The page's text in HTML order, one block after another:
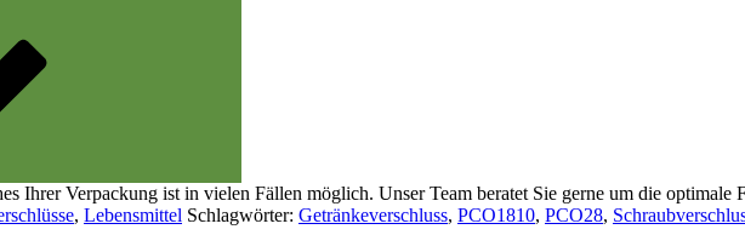
Ihrer Verpackung ist in vielen Fällen möglich. Unser Team beratet Sie gerne um die
, Lebensmittel Schlagwörter: Getränkeverschluss, PCO1810, PCO28,